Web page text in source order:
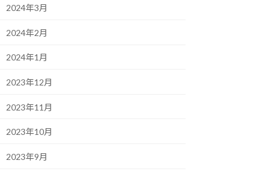
2024年3月
2024年2月
2024年1月
2023年12月
2023年11月
2023年10月
2023年9月